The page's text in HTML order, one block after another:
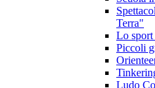
Terra"
Lo sport
Piccoli
Ludo